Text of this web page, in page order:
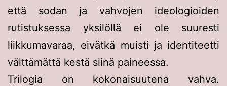
että sodan ja vahvojen ideologioiden
rutistuksessa yksilöllä ei ole suuresti
liikkumavaraa, eivätkä muisti ja identiteetti
välttämättä kestä siinä paineessa.
Trilogia on kokonaisuutena vahva.